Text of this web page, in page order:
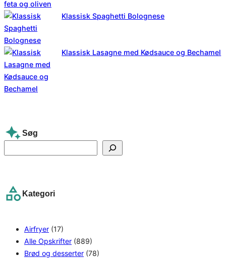
Klassisk Spaghetti Bolognese
Klassisk Lasagne med Kødsauce og Bechamel
Søg
e
c
Kategori
Airfryer (17)
Alle Opskrifter (889)
Brød og desserter (78)